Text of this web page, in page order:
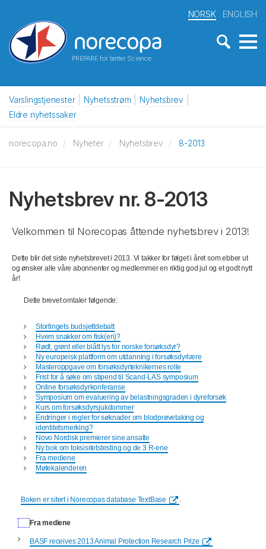
PREPARE for better Science
NORSK ENGLISH
Varslingstjenester Nyhetsstrøm
Nyhetsbrev
Eldre nyhetssaker
norecopa.no Nyheter Nyhetsbrev 8-2013
Nyhetsbrev nr. 8-2013
Velkommen til Norecopas åttende nyhetsbrev i 2013!
Dette blir det siste nyhetsbrevet i 2013. Vi takker for følget i året som ebber ut
og ønsker alle våre abonnenter og medlemmer en riktig god jul og et godt nytt
år!
Dette brevet omtaler følgende:
Stortingets budsjettdebatt
Hvem snakker om fisk(en)?
Rødt, grønt eller blått lys for norske forsøksdyr?
Ny europeisk plattform om utdanning i forsøksdyrlære
Masteroppgave om forsøksdyrteknikernes rolle
Frist for å søke om stipend til Scand-LAS symposium
Online forsøksdyrkonferanse
Symposium om evaluering av belastningsgraden i dyreforsøk
Kurs om forsøksdyrsjukdommer
Endringer i regler for søknader om blodprøvetaking og
identitetsmerking?
Novo Nordisk premierer sine ansatte
Ny bok om toksisitetstesting og de 3 R-ene
Fra mediene
Møtekalenderen
Boken er sitert i Norecopas database TextBase .
Fra mediene
BASF receives 2013 Animal Protection Research Prize